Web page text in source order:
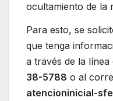
ocultamiento de la
Para esto, se
que tenga
a través de la línea
38-5788 o al
atencioninicial-